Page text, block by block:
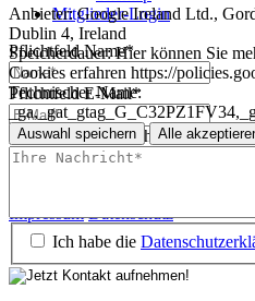
Mitglieder-Login
PflichtfeldName*
PflichtfeldE-Mail*
PflichtfeldIhre Nachricht *
Ich habe die
Anbieter:Google Ireland Ltd.,
Dublin 4, Ireland
Speicherdauer:Hier können Sie
Cookies erfahren https://
Technischer Name:
Auswahl speichern Alle
Impressum Datenschutz